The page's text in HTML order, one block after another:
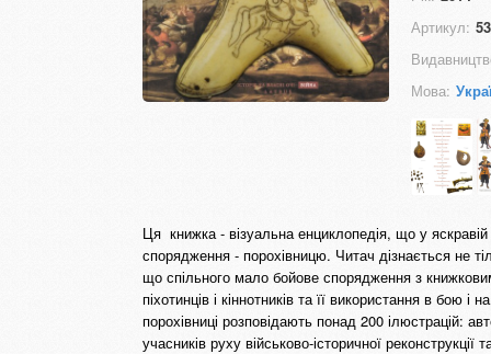
Артикул:
Мова:
Ця книжка - візуальна енциклопедія, що у
спорядження - порохівницю. Читач дізнається не
що спільного мало бойове спорядження з
піхотинців і кіннотників та її використання в бою
порохівниці розповідають понад 200 ілюстрацій:
учасників руху військово-історичної реконструкції